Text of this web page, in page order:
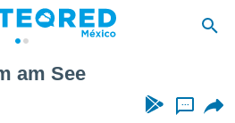
am See
...